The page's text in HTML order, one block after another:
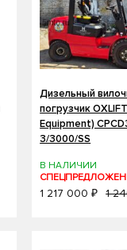
Дизельный
погрузчик
Equipment)
3/3000/SS
В НАЛИЧИИ
1 217 000 ₽ 1